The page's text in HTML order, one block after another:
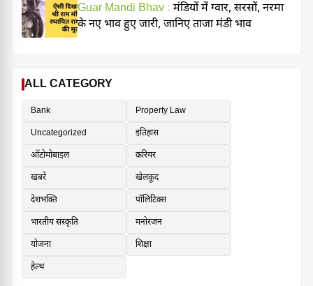
Guar Mandi Bhav : मंडियों में ग्वार, सरसों, नरमा
के नए भाव हुए जारी, जानिए ताजा मंडी भाव
ALL CATEGORY
Bank
Property Law
Uncategorized
इतिहास
ऑटोमोबाइल
करियर
खबरें
खेलकूद
देशभक्ति
पॉलिटिक्स
भारतीय संस्कृति
मनोरंजन
योजना
शिक्षा
हेल्थ